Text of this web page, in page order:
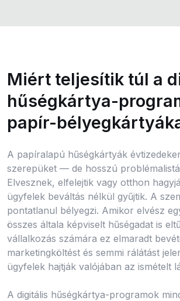
Miért teljesítik túl a
hűségkártya-
papír-
A papíralapú hűségkártyák
szerepüket — de hosszú
Elvesznek, elfelejtik vagy otthon
ügyfelek beváltás nélkül gyűjtik. A
pontatlanul bélyegzi. Amikor elvész
összes általa képviselt hűségadat is
vállalkozás számára ez elmaradt
marketingköltést és semmi rálátást
ügyfelek hajtják valójában az ismételt
A digitális hűségkártya-programok